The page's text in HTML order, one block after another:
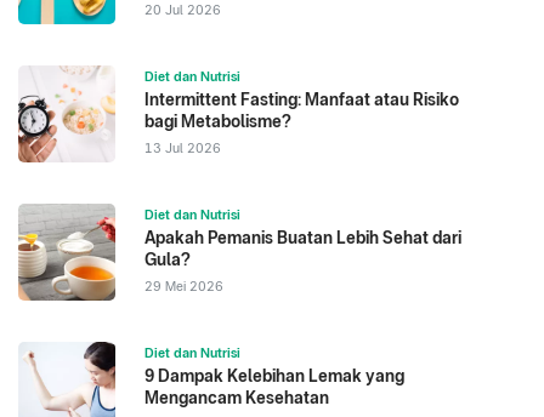
20 Jul 2026
Diet dan Nutrisi
Intermittent Fasting: Manfaat atau Risiko
bagi Metabolisme?
13 Jul 2026
Diet dan Nutrisi
Apakah Pemanis Buatan Lebih Sehat dari
Gula?
29 Mei 2026
Diet dan Nutrisi
9 Dampak Kelebihan Lemak yang
Mengancam Kesehatan